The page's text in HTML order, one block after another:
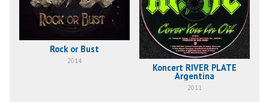
Rock or Bust
2014
Koncert RIVER PLATE
Argentina
2011